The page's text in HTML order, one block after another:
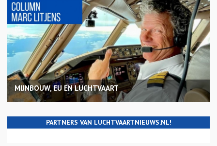
MIJNBOUW, EU EN LUCHTVAART
PARTNERS VAN LUCHTVAARTNIEUWS.NL!